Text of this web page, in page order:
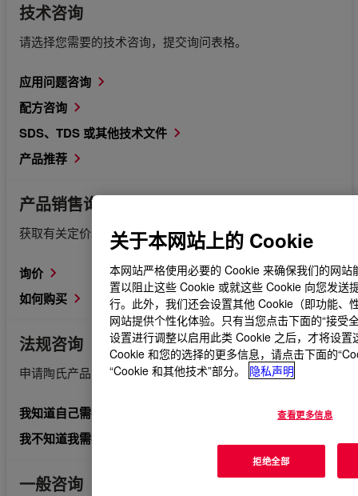
技术咨询
请选择您需要的技术咨询，提交询问表格。
应用问题咨询
配方咨询
SDS、TDS 或其他技术文件
产品推荐
产品销售询问
获取有关定价和如何购买的信息。
询价
如何购买
法规咨询
申请陶氏产品的相关法规文件。
我知道自己需要哪些法规信息。
我不知道我需要哪些法规信息。
一般咨询
关于本网站上的 Cookie
本网站严格使用必要的 Cookie 来确保我们的网
置以阻止这些 Cookie 或就这些 Cookie 向您发送
行。此外，我们还会设置其他 Cookie（即功能、
网站提供个性化体验。只有当您点击下面的“接受
设置进行调整以启用此类 Cookie 之后，才将设
Cookie 和您的选择的更多信息，请点击下面的
“Cookie 和其他技术”部分。
隐私声明
查看更多信息
拒绝全部